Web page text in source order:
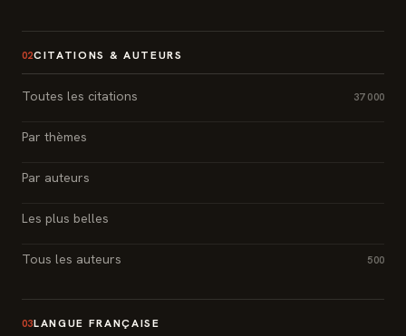
02CITATIONS & AUTEURS
Toutes les citations 37 000
Par thèmes
Par auteurs
Les plus belles
Tous les auteurs 500
03LANGUE FRANÇAISE